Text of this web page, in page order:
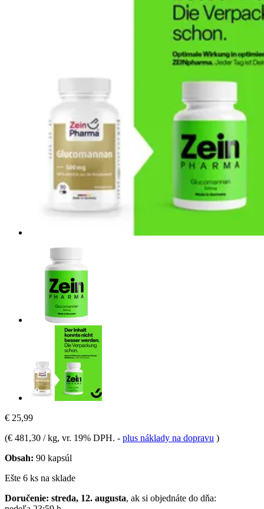
€ 25,99
(€ 481,30 / kg, vr. 19% DPH. - plus náklady na dopravu )
Obsah: 90 kapsúl
Ešte 6 ks na sklade
Doručenie: streda, 12. augusta, ak si objednáte do dňa: